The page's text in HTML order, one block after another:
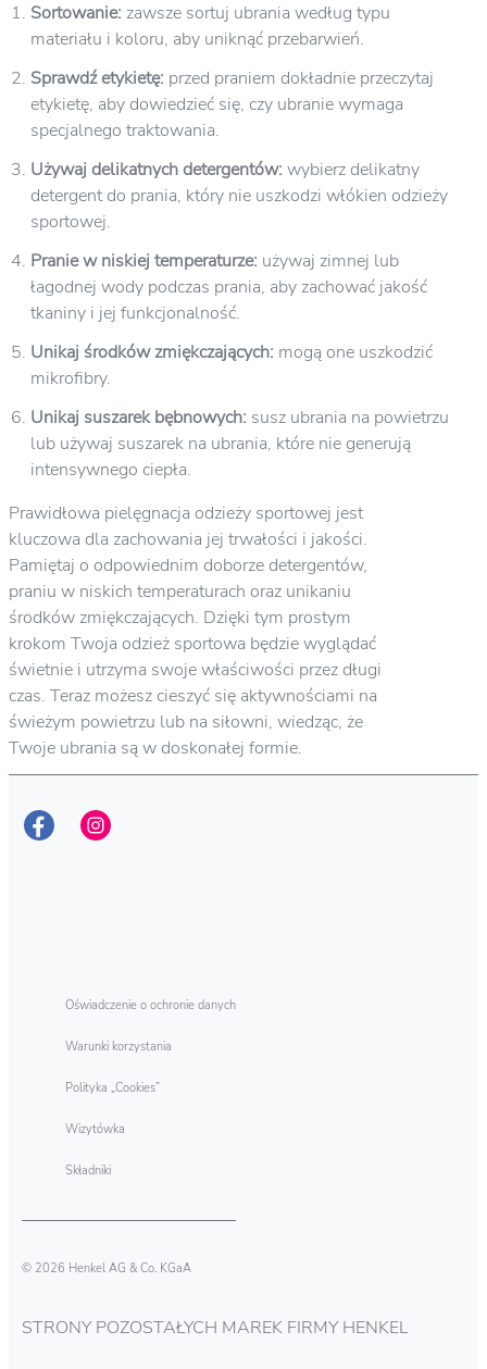
Sortowanie: zawsze sortuj ubrania według typu
materiału i koloru, aby uniknąć przebarwień.
Sprawdź etykietę: przed praniem dokładnie przeczytaj
etykietę, aby dowiedzieć się, czy ubranie wymaga
specjalnego traktowania.
Używaj delikatnych detergentów: wybierz delikatny
detergent do prania, który nie uszkodzi włókien odzieży
sportowej.
Pranie w niskiej temperaturze: używaj zimnej lub
łagodnej wody podczas prania, aby zachować jakość
tkaniny i jej funkcjonalność.
Unikaj środków zmiękczających: mogą one uszkodzić
mikrofibry.
Unikaj suszarek bębnowych: susz ubrania na powietrzu
lub używaj suszarek na ubrania, które nie generują
intensywnego ciepła.
Prawidłowa pielęgnacja odzieży sportowej jest
kluczowa dla zachowania jej trwałości i jakości.
Pamiętaj o odpowiednim doborze detergentów,
praniu w niskich temperaturach oraz unikaniu
środków zmiękczających. Dzięki tym prostym
krokom Twoja odzież sportowa będzie wyglądać
świetnie i utrzyma swoje właściwości przez długi
czas. Teraz możesz cieszyć się aktywnościami na
świeżym powietrzu lub na siłowni, wiedząc, że
Twoje ubrania są w doskonałej formie.
Oświadczenie o ochronie danych
Warunki korzystania
Polityka „Cookies”
Wizytówka
Składniki
© 2026 Henkel AG & Co. KGaA
STRONY POZOSTAŁYCH MAREK FIRMY HENKEL